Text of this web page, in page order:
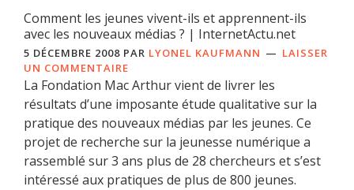
Comment les jeunes vivent-ils et apprennent-ils
avec les nouveaux médias ? | InternetActu.net
5 DÉCEMBRE 2008 PAR LYONEL KAUFMANN
LAISSER
UN COMMENTAIRE
La Fondation Mac Arthur vient de livrer les
résultats d’une imposante étude qualitative sur la
pratique des nouveaux médias par les jeunes. Ce
projet de recherche sur la jeunesse numérique a
rassemblé sur 3 ans plus de 28 chercheurs et s’est
intéressé aux pratiques de plus de 800 jeunes.